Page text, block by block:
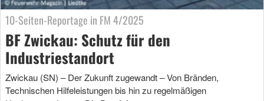
10-Seiten-Reportage in FM 4/2025
BF Zwickau: Schutz für den
Industriestandort
Zwickau (SN) – Der Zukunft zugewandt – Von Bränden,
Technischen Hilfeleistungen bis hin zu regelmäßigen